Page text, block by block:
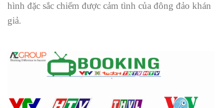
hình đặc sắc chiếm được cảm tình của đông đảo khán
giả.